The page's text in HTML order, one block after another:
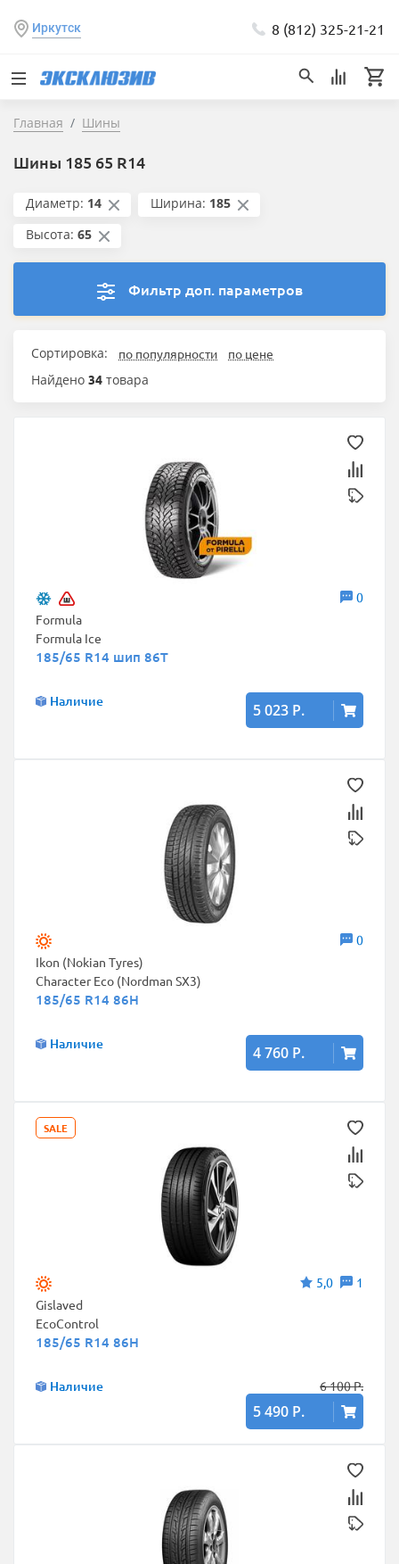
Иркутск 8 (812) 325-21-21
Главная Шины
Шины 185 65 R14
Диаметр: 14 Ширина: 185
Высота: 65
Фильтр доп. параметров
Сортировка: по популярности по цене
Найдено 34 товара
0
Formula
Formula Ice
185/65 R14 шип 86T
Наличие 5 023 Р.
0
Ikon (Nokian Tyres)
Character Eco (Nordman SX3)
185/65 R14 86H
Наличие 4 760 Р.
SALE
5,0
1
Gislaved
EcoControl
185/65 R14 86H
Наличие 6 100 Р.
5 490 Р.